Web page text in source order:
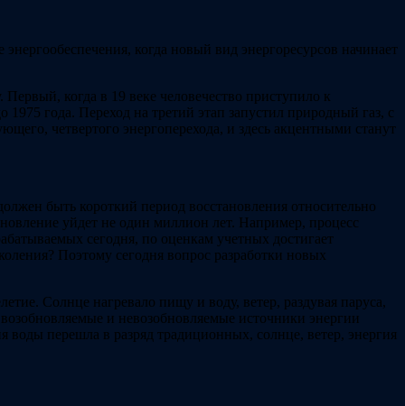
когда новый вид энергоресурсов начинает
когда в 19 веке человечество приступило к
года. Переход на третий этап запустил природный газ, с
четвертого энергоперехода, и здесь акцентными станут
быть короткий период восстановления относительно
уйдет не один миллион лет. Например, процесс
сегодня, по оценкам учетных достигает
Поэтому сегодня вопрос разработки новых
Солнце нагревало пищу и воду, ветер, раздувая паруса,
и невозобновляемые источники энергии
перешла в разряд традиционных, солнце, ветер, энергия